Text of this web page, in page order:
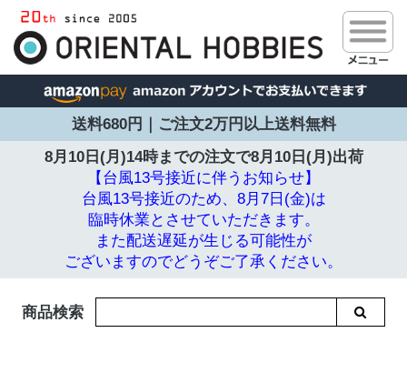
送料680円｜ご注文2万円以上送料無料
8月10日(月)14時までの注文で8月10日(月)出荷
【台風13号接近に伴うお知らせ】
台風13号接近のため、8月7日(金)は
臨時休業とさせていただきます。
また配送遅延が生じる可能性が
ございますのでどうぞご了承ください。
商品検索